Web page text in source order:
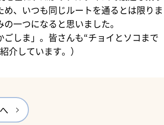
、いつも同じルートを通るとは限りま
一つになると思いました。
しま」。皆さんも“チョイとソコまで
介しています。）